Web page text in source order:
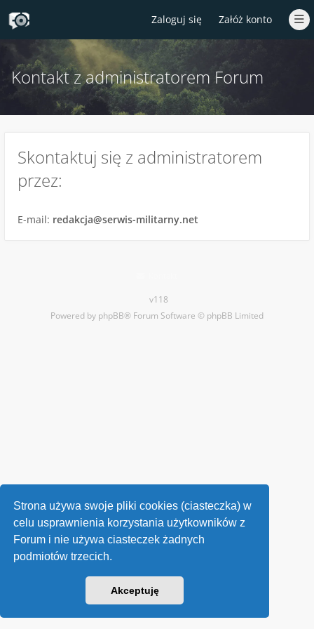
Strona używa swoje pliki cookies (ciasteczka) w
celu usprawnienia korzystania użytkowników z
Forum i nie używa ciasteczek żadnych
podmiotów trzecich.
Akceptuję
Zaloguj się Załóż konto
Kontakt z administratorem Forum
Skontaktuj się z administratorem
przez:
E-mail: redakcja@serwis-militarny.net
v118
Powered by phpBB® Forum Software © phpBB Limited